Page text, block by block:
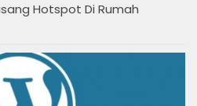
Hotspot Di Rumah